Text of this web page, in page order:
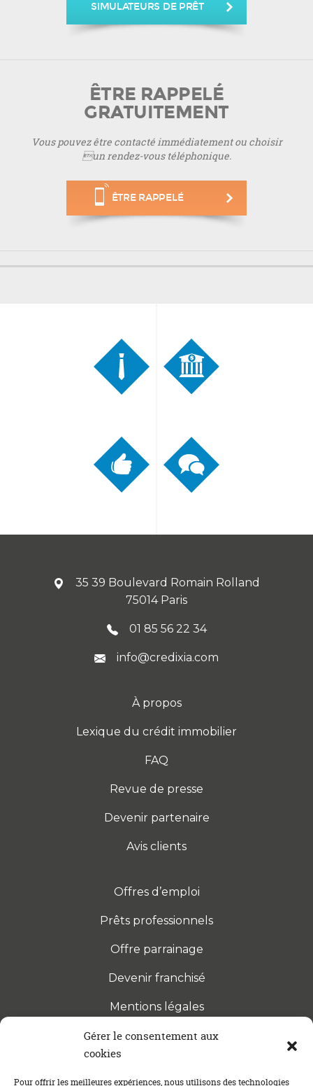
Gérer le consentement aux
cookies
Pour offrir les meilleures expériences, nous utilisons des technologies
SIMULATEURS DE PRÊT
ÊTRE RAPPELÉ
GRATUITEMENT
Vous pouvez être contacté immédiatement ou choisir
un rendez-vous téléphonique.
ÊTRE RAPPELÉ
35 39 Boulevard Romain Rolland
75014 Paris
01 85 56 22 34
info@credixia.com
À propos
Lexique du crédit immobilier
FAQ
Revue de presse
Devenir partenaire
Avis clients
Offres d’emploi
Prêts professionnels
Offre parrainage
Devenir franchisé
Mentions légales
S’INSCRIRE À LA NEWSLETTER
Abonnez-vous à notre newsletter pour être tenu au